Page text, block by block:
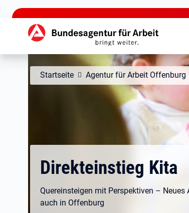
zu den Hauptinhalten springen
Hauptnavigation
Startseite Agentur für Arbeit Offenburg
Direkteinstieg Kita
Quereinsteigen mit Perspektiven –
auch in Offenburg